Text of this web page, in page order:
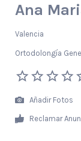
Ana
Valencia
Ortodolongía
Añadir Fotos
Reclamar